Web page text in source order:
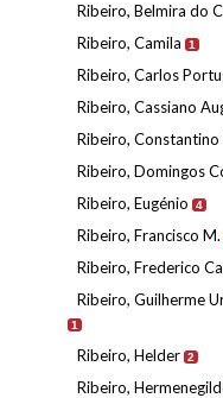
Ribeiro, Belmira do
Ribeiro, Camila 1
Ribeiro, Carlos
Ribeiro, Cassiano
Ribeiro,
Ribeiro, Domingos
Ribeiro, Eugénio 4
Ribeiro, Francisco M.
Ribeiro, Frederico
Ribeiro, Guilherme
1
Ribeiro, Helder 2
Ribeiro,